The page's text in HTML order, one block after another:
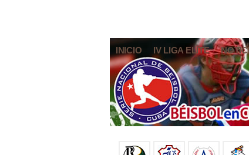
INICIO IV LIGA ELITE